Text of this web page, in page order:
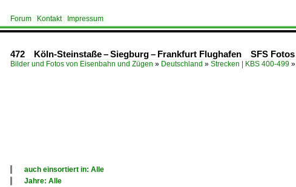
Forum Kontakt Impressum
472 Köln-Steinstaße – Siegburg – Frankfurt Flughafen SFS Fotos
Bilder und Fotos von Eisenbahn und Zügen » Deutschland » Strecken | KBS 400-499 »
auch einsortiert in: Alle
Jahre: Alle